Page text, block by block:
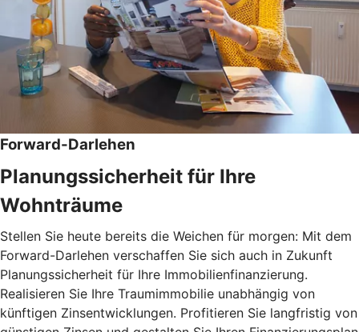
Forward-Darlehen
Planungssicherheit für Ihre
Wohnträume
Stellen Sie heute bereits die Weichen für morgen: Mit dem
Forward-Darlehen verschaffen Sie sich auch in Zukunft
Planungssicherheit für Ihre Immobilienfinanzierung.
Realisieren Sie Ihre Traumimmobilie unabhängig von
künftigen Zinsentwicklungen. Profitieren Sie langfristig von